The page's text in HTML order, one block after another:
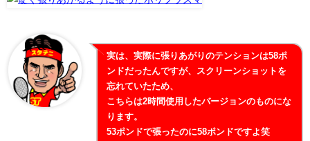
実は、実際に張りあがりのテンションは58ポ
ンドだったんですが、スクリーンショットを
忘れていたため、
こちらは2時間使用したバージョンのものにな
ります。
53ポンドで張ったのに58ポンドですよ笑